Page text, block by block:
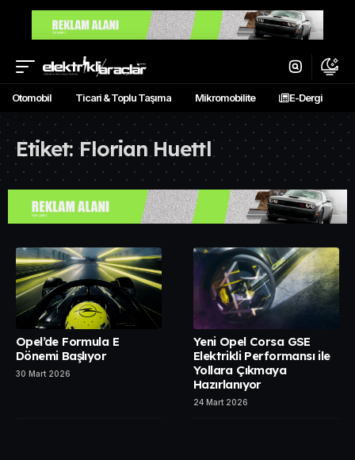
Otomobil Ticari & Toplu Taşıma Mikromobilite E-Dergi
Etiket:Florian Huettl
Opel’de Formula E
Dönemi Başlıyor
30 Mart 2026
Yeni Opel Corsa GSE
Elektrikli Performansı ile
Yollara Çıkmaya
Hazırlanıyor
24 Mart 2026